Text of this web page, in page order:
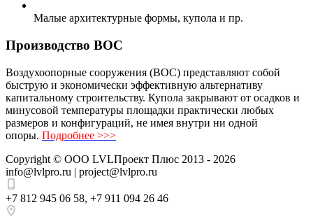
Малые архитектурные формы, купола и пр.
Производство ВОС
Воздухоопорные сооружения (ВОС) представляют собой
быструю и экономически эффективную альтернативу
капитальному строительству. Купола закрывают от осадков и
минусовой температуры площадки практически любых
размеров и конфигураций, не имея внутри ни одной
опоры. Подробнее >>>
Copyright © ООО LVLПроект Плюс 2013 - 2026
info@lvlpro.ru | project@lvlpro.ru
+7 812 945 06 58, +7 911 094 26 46